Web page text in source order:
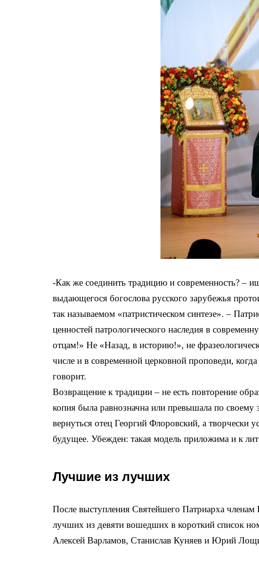
-Как же соединить традицию и современность? –
выдающегося богослова русского зарубежья
так называемом «патристическом синтезе». –
ценностей патрологического наследия в
отцам!» Не «Назад, в историю!», не
числе и в современной церковной проповеди,
говорит.
Возвращение к традиции – не есть повторение
копия была равнозначна или превышала по
вернуться отец Георгий Флоровский, а творчески
будущее. Убежден: такая модель приложима и к
Лучшие из лучших
После выступления Святейшего Патриарха
лучших из девяти вошедших в короткий список
Алексей Варламов, Станислав Куняев и Юрий